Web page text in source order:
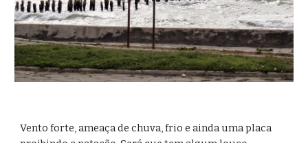
Vento forte, ameaça de chuva, frio e ainda uma placa